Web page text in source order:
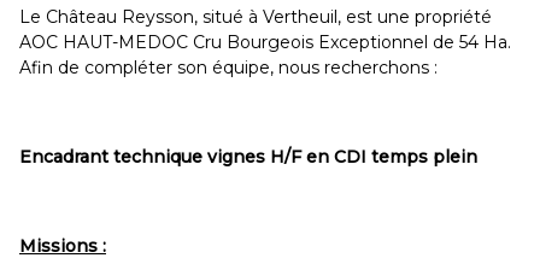
Le Château Reysson, situé à Vertheuil, est une propriété
AOC HAUT-MEDOC Cru Bourgeois Exceptionnel de 54 Ha.
Afin de compléter son équipe, nous recherchons :
Encadrant technique vignes H/F en CDI temps plein
Missions :